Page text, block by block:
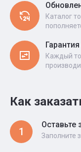
Каталог
Каждый
Как
1
Оставьте
Заполните